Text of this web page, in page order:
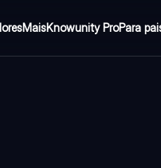
MaisKnowunity ProPara